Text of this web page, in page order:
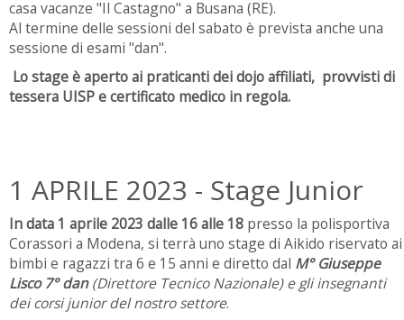
casa vacanze "Il Castagno" a Busana (RE).
Al termine delle sessioni del sabato è prevista anche una
sessione di esami "dan".
Lo stage è aperto ai praticanti dei dojo affiliati, provvisti di
tessera UISP e certificato medico in regola.
1 APRILE 2023 - Stage Junior
In data 1 aprile 2023 dalle 16 alle 18 presso la polisportiva
Corassori a Modena, si terrà uno stage di Aikido riservato ai
bimbi e ragazzi tra 6 e 15 anni e diretto dal M° Giuseppe
Lisco 7° dan (Direttore Tecnico Nazionale) e gli insegnanti
dei corsi junior del nostro settore.